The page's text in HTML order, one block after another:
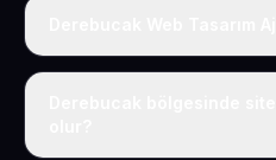
Tek fiyat uygulanır: yıllık 50